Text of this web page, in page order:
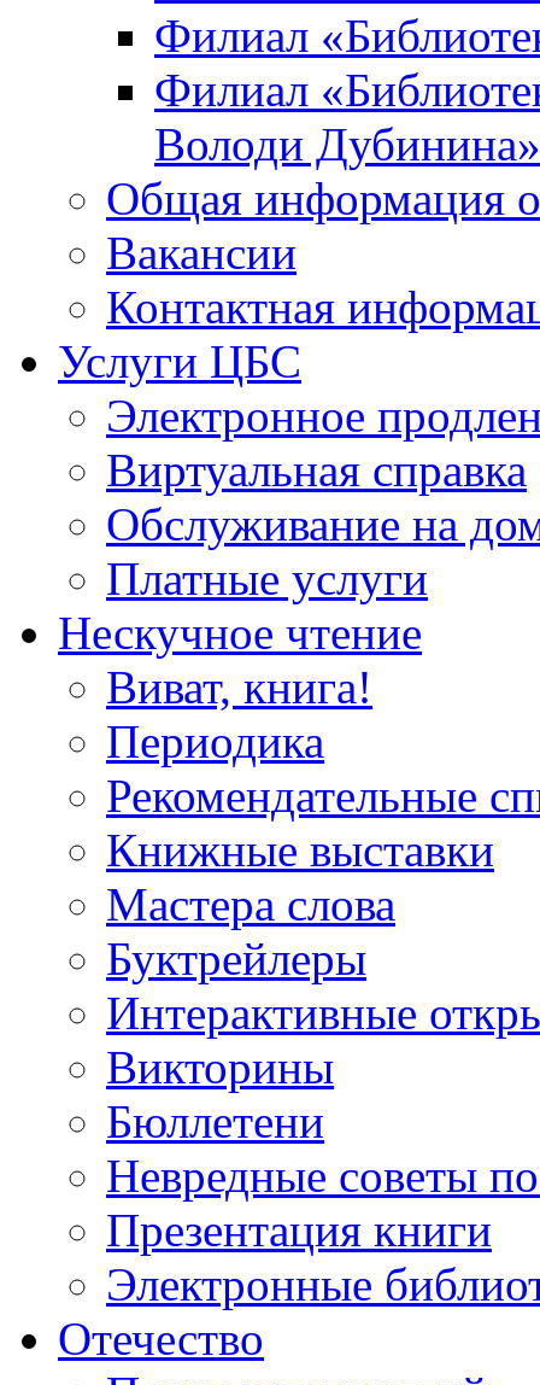
Филиал
Филиал
Володи Дубинина»
Общая информация
Вакансии
Контактная
Услуги ЦБС
Электронное
Виртуальная справка
Обслуживание на
Платные услуги
Нескучное чтение
Виват, книга!
Периодика
Рекомендательные
Книжные выставки
Мастера слова
Буктрейлеры
Интерактивные
Викторины
Бюллетени
Невредные советы
Презентация книги
Электронные
Отечество